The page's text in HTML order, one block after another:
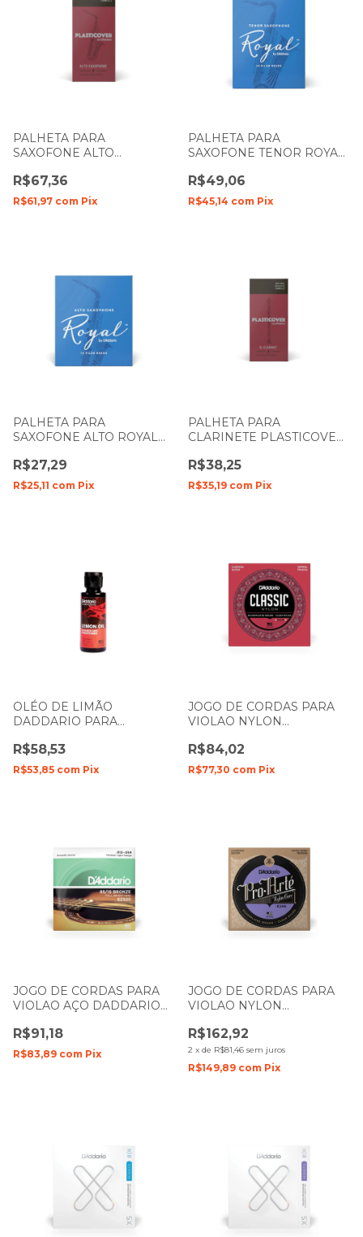
PALHETA PARA
SAXOFONE ALTO
DADDARIO RRP05ASX150
N-1.5
R$67,36
R$61,97 com Pix
PALHETA PARA
SAXOFONE TENOR ROYAL
R$49,06
R$45,14 com Pix
PALHETA PARA
SAXOFONE ALTO ROYAL
R$27,29
R$25,11 com Pix
PALHETA PARA
CLARINETE PLASTICOVER
RRP05BCL100
R$38,25
R$35,19 com Pix
OLÉO DE LIMÃO
DADDARIO PARA
R$58,53
R$53,85 com Pix
JOGO DE CORDAS PARA
VIOLAO NYLON
NORMAL EJ27N
R$84,02
R$77,30 com Pix
JOGO DE CORDAS PARA
VIOLAO AÇO DADDARIO
EZ920
R$91,18
R$83,89 com Pix
JOGO DE CORDAS PARA
VIOLAO NYLON
TENSÃO EXTRA PESADA
EJ44
R$162,92
2 x de R$81,46 sem juros
R$149,89 com Pix